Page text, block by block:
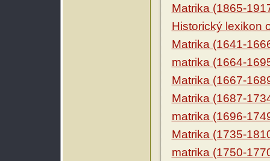
Matrika (1865-
Historický lexikon
Matrika (1641-
matrika (1664-
Matrika (1667-
Matrika (1687-
matrika (1696-
Matrika (1735-
matrika (1750-